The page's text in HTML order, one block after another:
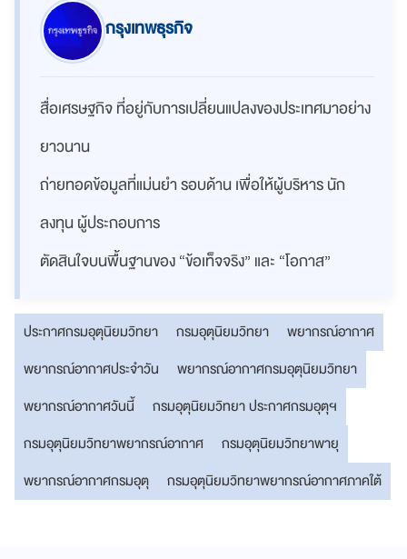
กรุงเทพธุรกิจ
สื่อเศรษฐกิจ ที่อยู่กับการเปลี่ยนแปลงของประเทศมาอย่าง
ยาวนาน
ถ่ายทอดข้อมูลที่แม่นยำ รอบด้าน เพื่อให้ผู้บริหาร นัก
ลงทุน ผู้ประกอบการ
ตัดสินใจบนพื้นฐานของ “ข้อเท็จจริง” และ “โอกาส”
ประกาศกรมอุตุนิยมวิทยา กรมอุตุนิยมวิทยา
พยากรณ์อากาศ
พยากรณ์อากาศประจำวัน
พยากรณ์อากาศกรมอุตุนิยมวิทยา
พยากรณ์อากาศวันนี้
กรมอุตุนิยมวิทยา ประกาศกรมอุตุฯ
กรมอุตุนิยมวิทยาพยากรณ์อากาศ
กรมอุตุนิยมวิทยาพายุ
พยากรณ์อากาศกรมอุตุ
กรมอุตุนิยมวิทยาพยากรณ์อากาศภาคใต้